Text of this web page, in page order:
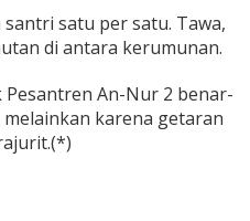
satu per satu. Tawa,
di antara kerumunan.
An-Nur 2 benar-
karena getaran